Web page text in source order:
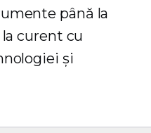
până la
curent cu
și